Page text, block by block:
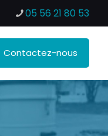
05 56 21 80 53
Contactez-nous